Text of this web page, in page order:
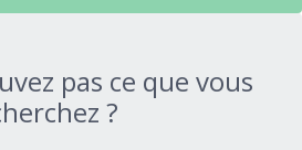
pas ce que vous
?